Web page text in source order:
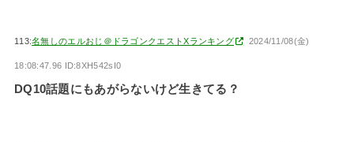
113:名無しのエルおじ＠ドラゴンクエストXランキング 2024/11/08(金)
18:08:47.96 ID:8XH542sI0
DQ10話題にもあがらないけど生きてる？